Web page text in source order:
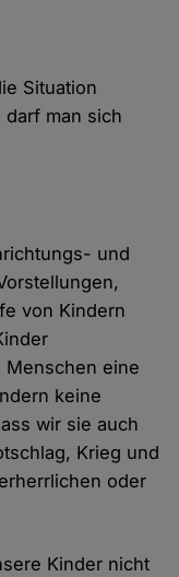
Situation
man sich
und
von Kindern
eine
keine
wir sie auch
Krieg und
oder
Kinder nicht